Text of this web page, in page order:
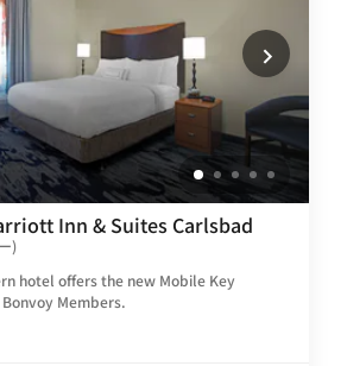
Inn & Suites Carlsbad
)
hotel offers the new Mobile Key
Members.